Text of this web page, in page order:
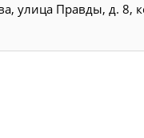
улица Правды, д. 8,